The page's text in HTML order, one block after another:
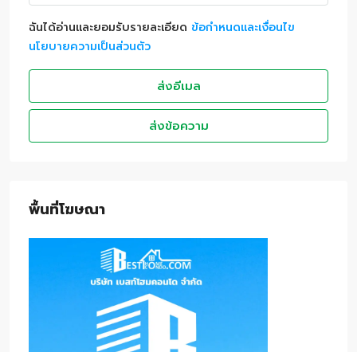
ฉันได้อ่านและยอมรับรายละเอียด ข้อกำหนดและเงื่อนไข
นโยบายความเป็นส่วนตัว
ส่งอีเมล
ส่งข้อความ
พื้นที่โฆษณา